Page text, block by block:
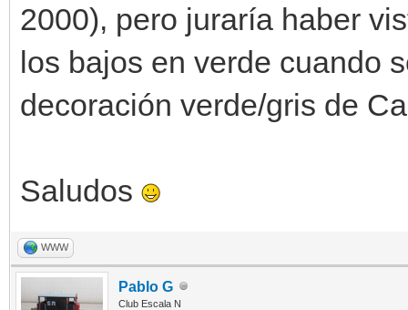
2000), pero juraría haber
los bajos en verde cuando
decoración verde/gris de
Saludos
WWW
Pablo G
Club Escala N